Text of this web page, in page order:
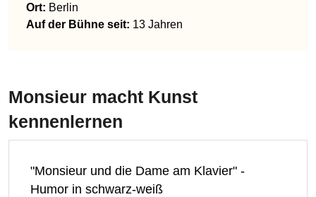
Ort: Berlin
Auf der Bühne seit: 13 Jahren
Monsieur macht Kunst
kennenlernen
"Monsieur und die Dame am Klavier" -
Humor in schwarz-weiß